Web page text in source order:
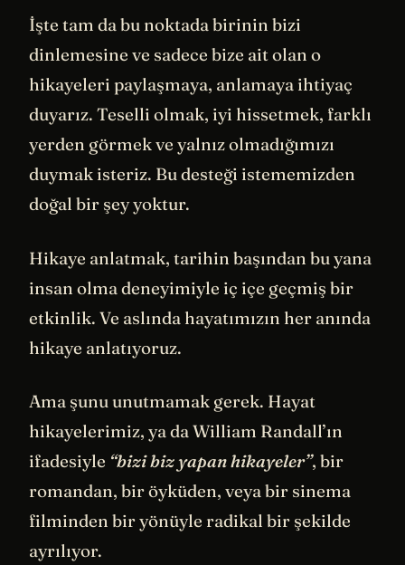
İşte tam da bu noktada birinin bizi
dinlemesine ve sadece bize ait olan o
hikayeleri paylaşmaya, anlamaya ihtiyaç
duyarız. Teselli olmak, iyi hissetmek, farklı
yerden görmek ve yalnız olmadığımızı
duymak isteriz. Bu desteği istememizden
doğal bir şey yoktur.
Hikaye anlatmak, tarihin başından bu yana
insan olma deneyimiyle iç içe geçmiş bir
etkinlik. Ve aslında hayatımızın her anında
hikaye anlatıyoruz.
Ama şunu unutmamak gerek. Hayat
hikayelerimiz, ya da William Randall’ın
ifadesiyle “bizi biz yapan hikayeler”, bir
romandan, bir öyküden, veya bir sinema
filminden bir yönüyle radikal bir şekilde
ayrılıyor.